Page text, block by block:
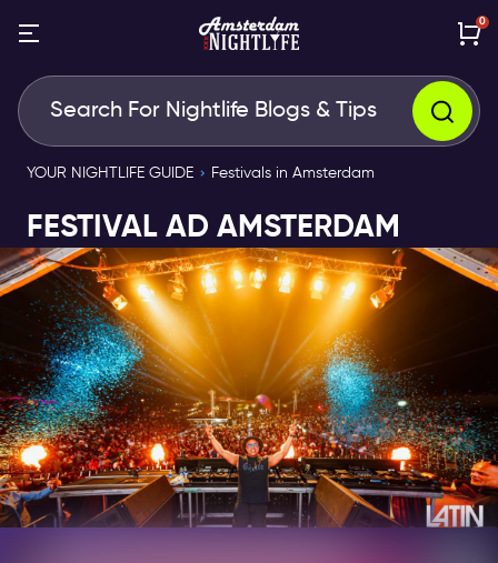
0
YOUR NIGHTLIFE GUIDE Festivals in Amsterdam
FESTIVAL AD AMSTERDAM